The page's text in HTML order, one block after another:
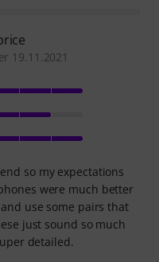
19.11.2021
so my expectations
were much better
use some pairs that
just sound so much
detailed.